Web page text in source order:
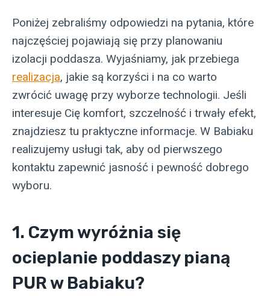
Poniżej zebraliśmy odpowiedzi na pytania, które
najczęściej pojawiają się przy planowaniu
izolacji poddasza. Wyjaśniamy, jak przebiega
realizacja, jakie są korzyści i na co warto
zwrócić uwagę przy wyborze technologii. Jeśli
interesuje Cię komfort, szczelność i trwały efekt,
znajdziesz tu praktyczne informacje. W Babiaku
realizujemy usługi tak, aby od pierwszego
kontaktu zapewnić jasność i pewność dobrego
wyboru.
1. Czym wyróżnia się
ocieplanie poddaszy pianą
PUR w Babiaku?